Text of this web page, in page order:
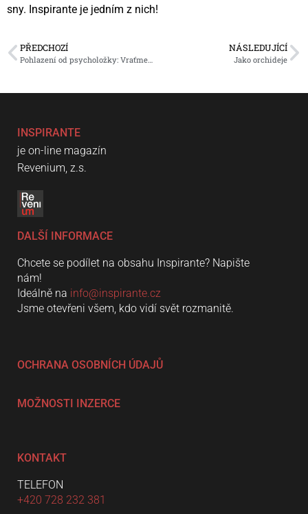
sny. Inspirante je jedním z nich!
PŘEDCHOZÍ
Pohlazení od psycholožky: Vraťme se k jednoduchosti
NÁSLEDUJÍCÍ
Jako orchideje
INSPIRANTE
je on-line magazín
Revenium, z.s.
DALŠÍ INFORMACE
Chcete se podílet na obsahu Inspirante? Napište
nám!
Ideálně na info@inspirante.cz
Jsme otevřeni všem, kdo vidí svět rozmanitě.
OCHRANA OSOBNÍCH ÚDAJŮ
MOŽNOSTI INZERCE
KONTAKT
TELEFON
+420 728 232 381